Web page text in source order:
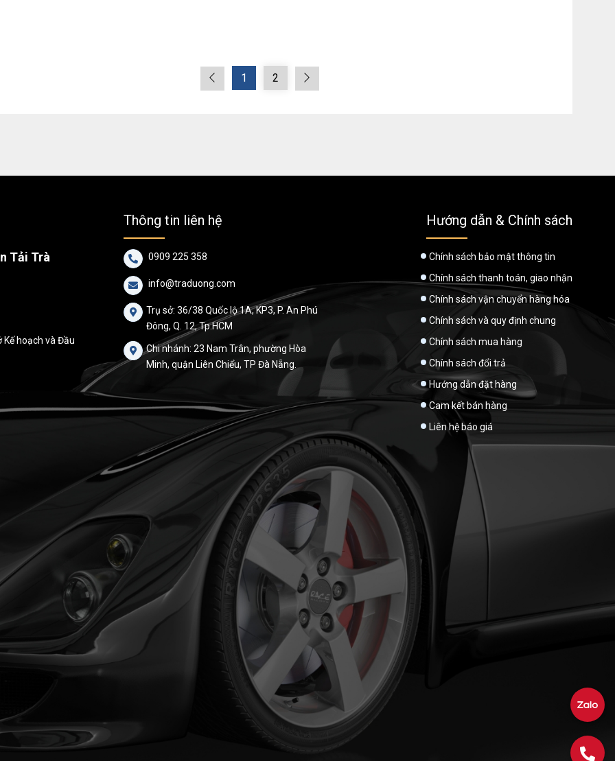
1 2
Tải Trà
hoạch và Đầu
Thông tin liên hệ
 0909 225 358
 info@traduong.com

Trụ sở: 36/38 Quốc lộ 1A, KP3, P. An Phú
Đông, Q. 12, Tp.HCM

Chi nhánh: 23 Nam Trân, phường Hòa
Minh, quận Liên Chiểu, TP Đà Nẵng.
Hướng dẫn & Chính sách
Chính sách bảo mật thông tin
Chính sách thanh toán, giao nhận
Chính sách vận chuyển hàng hóa
Chính sách và quy định chung
Chính sách mua hàng
Chính sách đổi trả
Hướng dẫn đặt hàng
Cam kết bán hàng
Liên hệ báo giá